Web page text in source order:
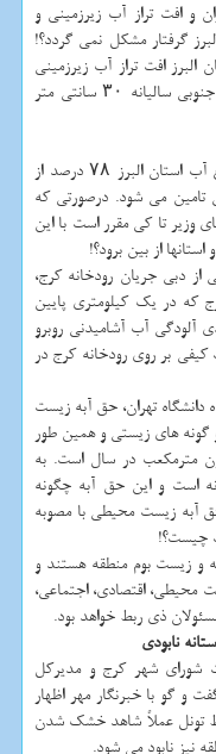
و افت تراز آب زیرزمینی و
گرفتار مشکل نمی گردد؟!
افت تراز آب زیرزمینی
سالیانه یک متر و نشست زمین در دشت های جنوبی سالیانه ۳۰ سانتی متر
عسگری اضافه کرد: همانطور که می دانید منابع آب استان البرز ۷۸ درصد از
های سطحی تامین می شود. درصورتی که
۵۰ است. جناب آقای وزیر تا کی مقرر است با این
از بین برود؟!
دبی جریان رودخانه کرج،
که در یک کیلومتری پایین
آلودگی آب آشامیدنی روبرو
کیفی بر روی رودخانه کرج در
تهران، حق آبه زیست
گونه های زیستی و همین طور
های زیرزمینی حداقل ۱۸۳ میلیون مترمکعب در سال است. به
است و این حق آبه چگونه
آبه زیست محیطی با مصوبه
و زیست بوم منطقه هستند و
محیطی، اقتصادی، اجتماعی،
ذی ربط خواهد بود.
نابودی
شهر کرج و مدیرکل
و گو با خبرنگار مهر اظهار
تونل عملاً شاهد خشک شدن
نیز نابود می شود.